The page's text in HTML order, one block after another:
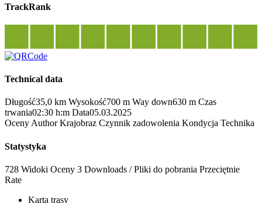
TrackRank
Technical data
Długość35,0 km Wysokość700 m Way down630 m Czas
trwania02:30 h:m Data05.03.2025
Oceny Author Krajobraz Czynnik zadowolenia Kondycja Technika
Statystyka
728 Widoki Oceny 3 Downloads / Pliki do pobrania Przeciętnie
Rate
Karta trasy